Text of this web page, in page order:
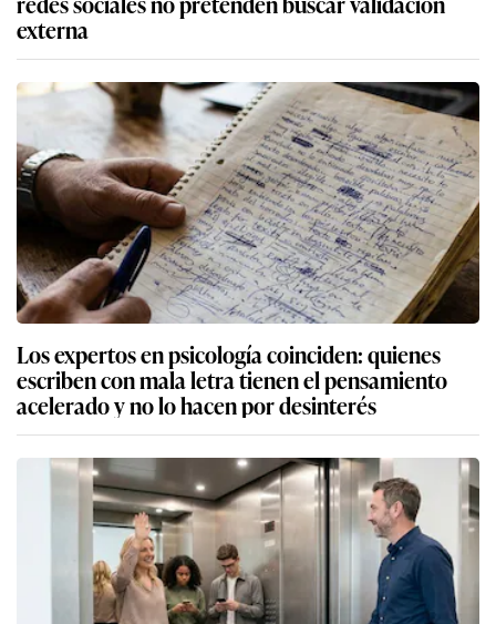
externa
Los expertos en psicología coinciden: quienes
escriben con mala letra tienen el pensamiento
acelerado y no lo hacen por desinterés